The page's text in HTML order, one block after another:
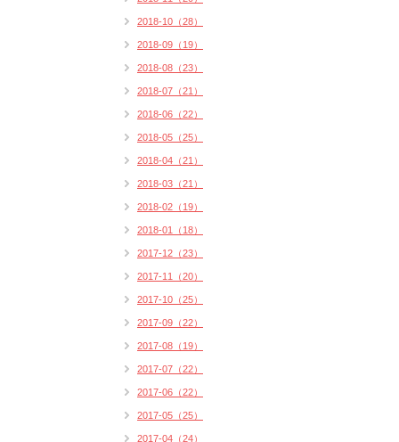
2018-10（28）
2018-09（19）
2018-08（23）
2018-07（21）
2018-06（22）
2018-05（25）
2018-04（21）
2018-03（21）
2018-02（19）
2018-01（18）
2017-12（23）
2017-11（20）
2017-10（25）
2017-09（22）
2017-08（19）
2017-07（22）
2017-06（22）
2017-05（25）
2017-04（24）